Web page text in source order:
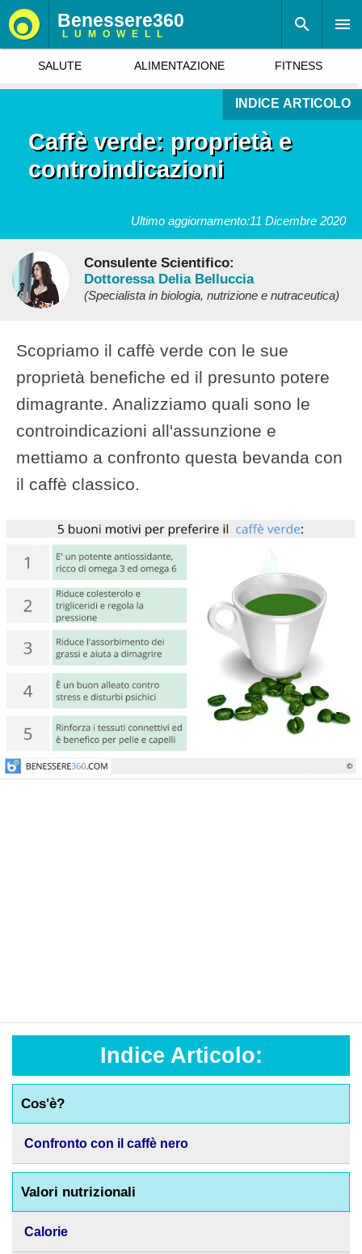
Caffè verde: proprietà e
controindicazioni
Ultimo aggiornamento:11 Dicembre 2020
Consulente Scientifico:
Dottoressa Delia Belluccia
(Specialista in biologia, nutrizione e nutraceutica)
Scopriamo il caffè verde con le sue
proprietà benefiche ed il presunto potere
dimagrante. Analizziamo quali sono le
controindicazioni all'assunzione e
mettiamo a confronto questa bevanda con
il caffè classico.
Indice Articolo:
Cos'è?
Confronto con il caffè nero
Valori nutrizionali
Calorie
INDICE ARTICOLO
Benessere360
LUMOWELL
SALUTE ALIMENTAZIONE FITNESS